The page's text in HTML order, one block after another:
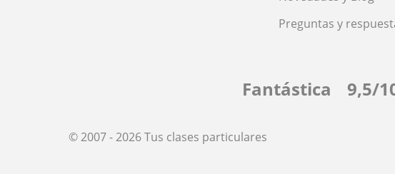
Preguntas y
Fantástica 9,5/
© 2007 - 2026 Tus clases particulares